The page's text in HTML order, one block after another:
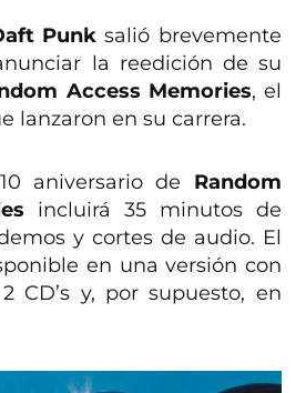
Punksalió brevemente
la reedición de su
Access Memories, el
lanzaron en su carrera.
aniversario de Random
incluirá 35 minutos de
y cortes de audio. El
en una versión con
CD’s y, por supuesto, en